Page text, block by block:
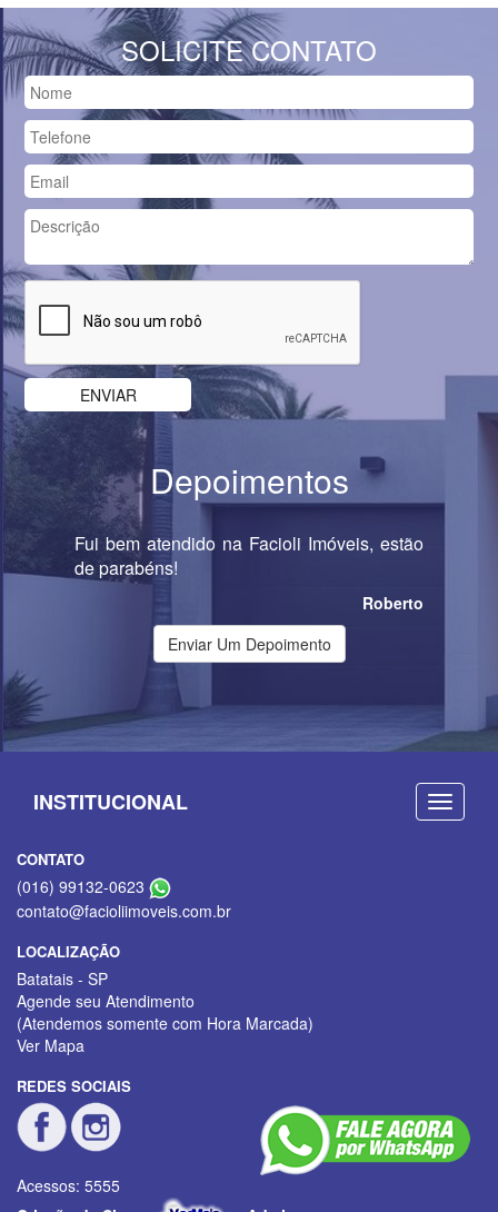
SOLICITE CONTATO
Depoimentos
Fui bem atendido na Facioli Imóveis, estão
de parabéns!
Roberto
Enviar Um Depoimento
INSTITUCIONAL
CONTATO
(016) 99132-0623
contato@facioliimoveis.com.br
LOCALIZAÇÃO
Batatais - SP
Agende seu Atendimento
(Atendemos somente com Hora Marcada)
Ver Mapa
REDES SOCIAIS
Acessos: 5555